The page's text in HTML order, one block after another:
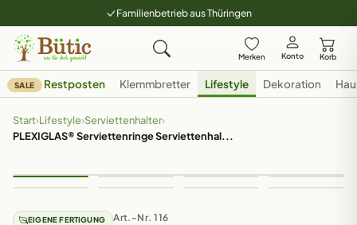
Familienbetrieb aus Thüringen
Merken Konto Korb
SALE Restposten Klemmbretter Lifestyle Dekoration
Start›Lifestyle›Serviettenhalter›
PLEXIGLAS® Serviettenringe Serviettenhal...
EIGENE FERTIGUNG Art.-Nr. 116